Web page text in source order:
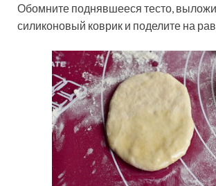
Обомните поднявшееся тесто,
силиконовый коврик и поделите на